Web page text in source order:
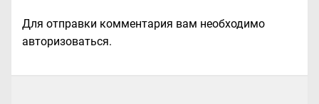
Для отправки комментария вам необходимо
авторизоваться.